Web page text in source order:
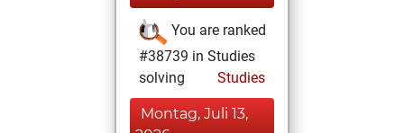
You are ranked
#38739 in Studies
solving
Studies
Montag, Juli 13,